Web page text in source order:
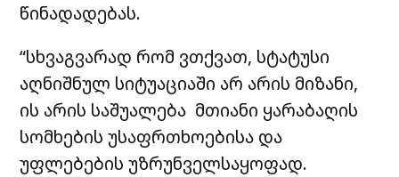
წინადადებას.
“სხვაგვარად რომ ვთქვათ, სტატუსი
აღნიშნულ სიტუაციაში არ არის მიზანი,
ის არის საშუალება მთიანი ყარაბაღის
სომხების უსაფრთხოებისა და
უფლებების უზრუნველსაყოფად.